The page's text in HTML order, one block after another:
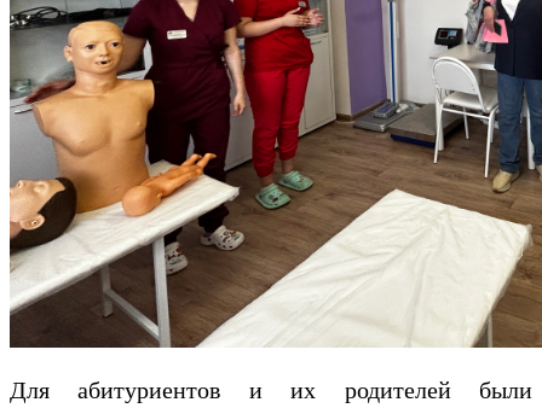
Для абитуриентов и их родителей были